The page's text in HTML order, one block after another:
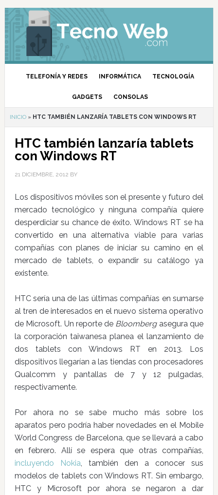
TELEFONÍA Y REDES INFORMÁTICA TECNOLOGÍA
GADGETS CONSOLAS
INICIO» HTC TAMBIÉN LANZARÍA TABLETS CON WINDOWS RT
HTC también lanzaría tablets
con Windows RT
21 DICIEMBRE, 2012 BY
Los dispositivos móviles son el presente y futuro del
mercado tecnológico y ninguna compañía quiere
desperdiciar su chance de éxito. Windows RT se ha
convertido en una alternativa viable para varias
compañías con planes de iniciar su camino en el
mercado de tablets, o expandir su catálogo ya
existente.
HTC sería una de las últimas compañías en sumarse
al tren de interesados en el nuevo sistema operativo
de Microsoft. Un reporte de Bloombergasegura que
la corporación taiwanesa planea el lanzamiento de
dos tablets con Windows RT en 2013. Los
dispositivos llegarían a las tiendas con procesadores
Qualcomm y pantallas de 7 y 12 pulgadas,
respectivamente.
Por ahora no se sabe mucho más sobre los
aparatos pero podría haber novedades en el Mobile
World Congress de Barcelona, que se llevará a cabo
en febrero. Allí se espera que otras compañías,
incluyendo Nokia, también den a conocer sus
modelos de tablets con Windows RT. Sin embargo,
HTC y Microsoft por ahora se negaron a dar